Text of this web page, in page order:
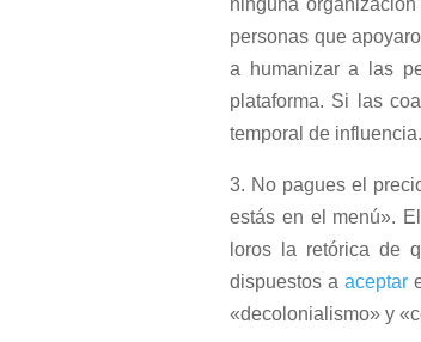
ninguna
personas que
a humanizar a las
plataforma. Si las
temporal de influencia.
3. No pagues el
estás en el menú».
loros la retórica de
dispuestos a aceptar
«decolonialismo» y